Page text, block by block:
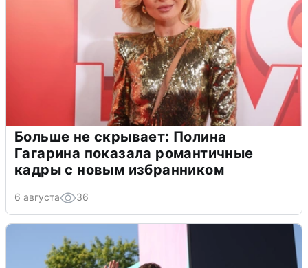
Больше не скрывает: Полина
Гагарина показала романтичные
кадры с новым избранником
6 августа 36